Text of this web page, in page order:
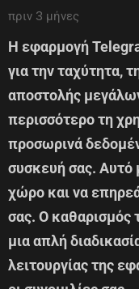
πριν 3 μήνες
Η εφαρμογή
για την ταχύτητα,
αποστολής
περισσότερο τη
προσωρινά
συσκευή σας. Αυτό
χώρο και να
σας. Ο καθαρισμός
μια απλή
λειτουργίας της